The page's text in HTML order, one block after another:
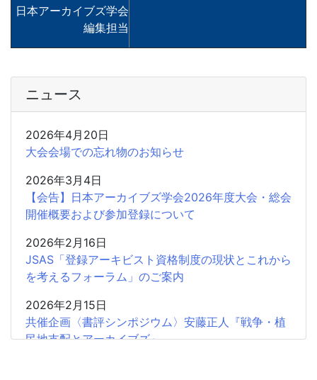
日本アーカイブズ学会
編集担当
ニュース
2026年4月20日
大会会場での忘れ物のお知らせ
2026年3月4日
【会告】日本アーカイブズ学会2026年度大会・総会
開催概要および参加登録について
2026年2月16日
JSAS「登録アーキビスト資格制度の現状とこれから
を考えるフォーラム」のご案内
2026年2月15日
共催企画〈書評シンポジウム〉安藤正人『戦争・植
民地支配とアーカイブズ』